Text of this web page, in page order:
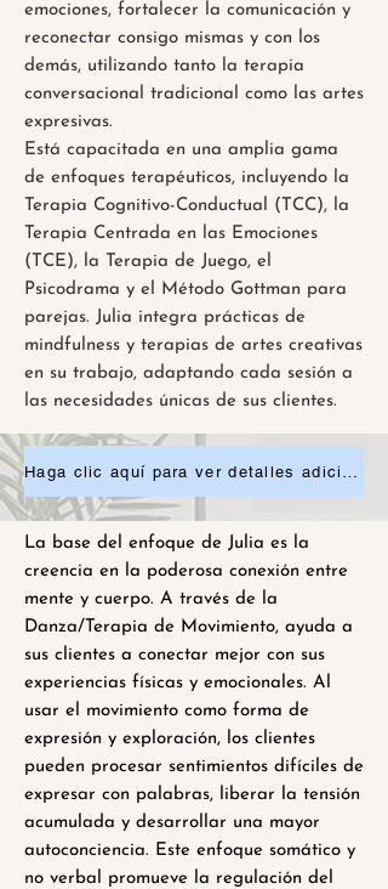
emociones, fortalecer la comunicación y
reconectar consigo mismas y con los
demás, utilizando tanto la terapia
conversacional tradicional como las artes
expresivas.
Está capacitada en una amplia gama
de enfoques terapéuticos, incluyendo la
Terapia Cognitivo-Conductual (TCC), la
Terapia Centrada en las Emociones
(TCE), la Terapia de Juego, el
Psicodrama y el Método Gottman para
parejas. Julia integra prácticas de
mindfulness y terapias de artes creativas
en su trabajo, adaptando cada sesión a
las necesidades únicas de sus clientes.
La base del enfoque de Julia es la
creencia en la poderosa conexión entre
mente y cuerpo. A través de la
Danza/Terapia de Movimiento, ayuda a
sus clientes a conectar mejor con sus
experiencias físicas y emocionales. Al
usar el movimiento como forma de
expresión y exploración, los clientes
pueden procesar sentimientos difíciles de
expresar con palabras, liberar la tensión
acumulada y desarrollar una mayor
autoconciencia. Este enfoque somático y
no verbal promueve la regulación del